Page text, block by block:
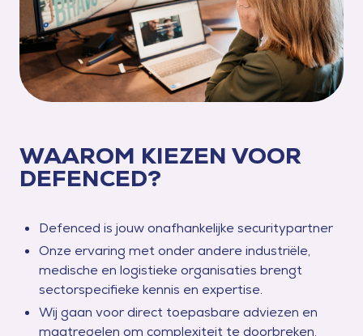
WAAROM KIEZEN VOOR
DEFENCED?
Defenced is jouw onafhankelijke securitypartner
Onze ervaring met onder andere industriële,
medische en logistieke organisaties brengt
sectorspecifieke kennis en expertise.
Wij gaan voor direct toepasbare adviezen en
maatregelen om complexiteit te doorbreken.